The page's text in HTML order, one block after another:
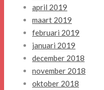
april 2019
maart 2019
februari 2019
januari 2019
december 2018
november 2018
oktober 2018